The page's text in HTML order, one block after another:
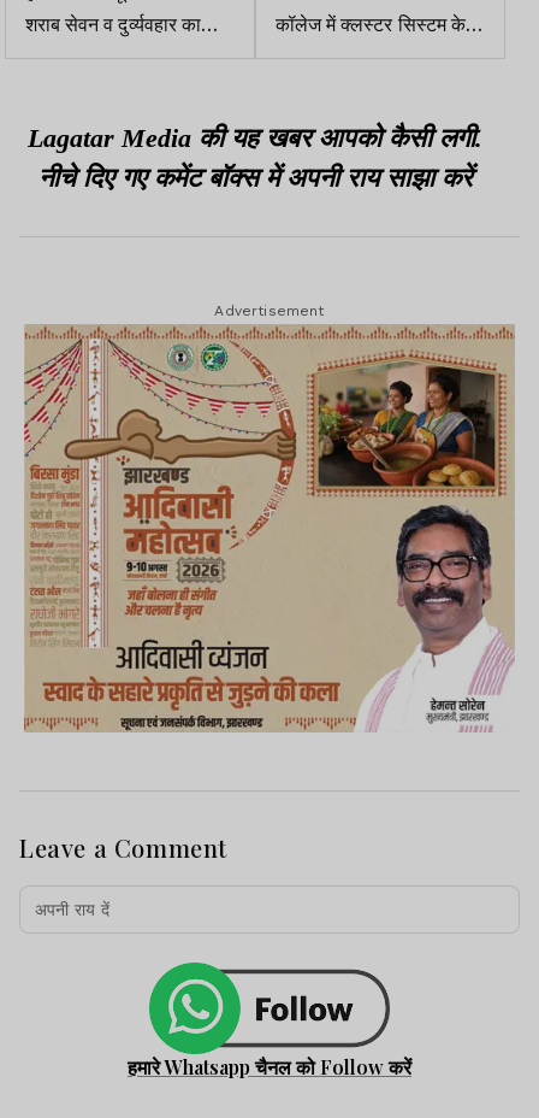
शराब सेवन व दुर्व्यवहार का
आरोप, NCSC ने DC-SP
कॉलेज में क्लस्टर सिस्टम के
खिलाफ छात्रों का उग्र
सड़क पर दिया धरना
Lagatar Media की यह खबर आपको कैसी लगी.
नीचे दिए गए कमेंट बॉक्स में अपनी राय साझा करें
Advertisement
Leave a Comment
हमारे Whatsapp चैनल को Follow करें